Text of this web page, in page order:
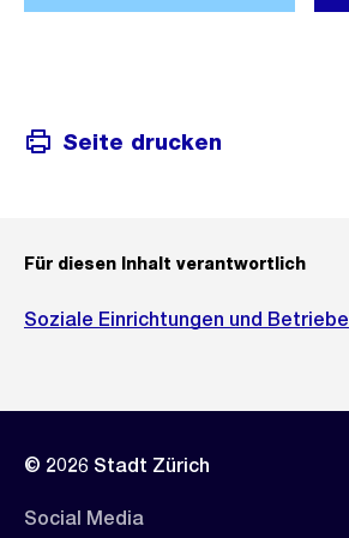
Seite drucken
Für diesen Inhalt verantwortlich
Soziale Einrichtungen und Betriebe
© 2026 Stadt Zürich
Social Media